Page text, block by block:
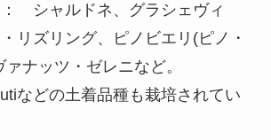
シャルドネ、グラシェヴィ
リズリング、ピノビエリ(ピノ・
ナッツ・ゼレニなど。
などの土着品種も栽培されてい